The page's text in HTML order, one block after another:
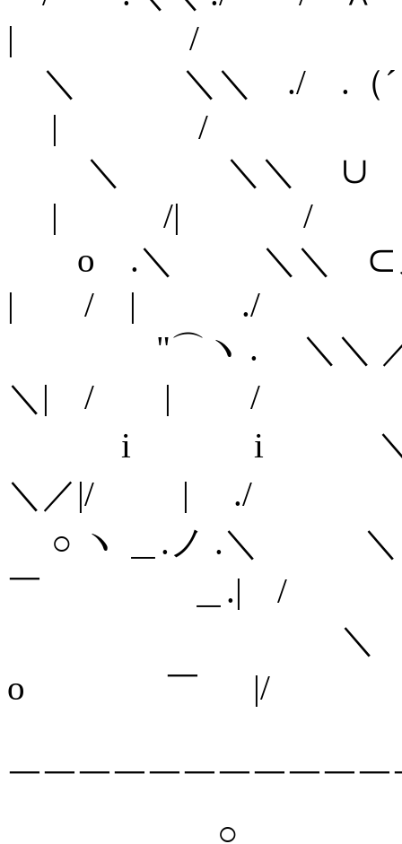
| /
＼ ＼＼ ./ .（´
| /
＼ ＼＼ ∪
| /| /
o .＼ ＼＼
| / | ./
"⌒ヽ . ＼
＼| / | /
i i ＼
＼／|/ | ./
○ ヽ ＿.ノ .＼
￣ ＿.| /
＼ ＼＼
o ￣ |/
￣￣￣￣￣￣￣￣￣￣￣
○ ＼ ＼